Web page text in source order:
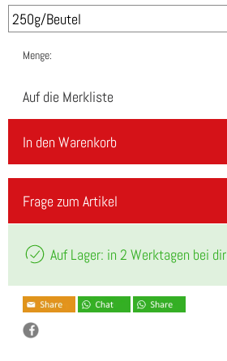
Menge:
Auf die Merkliste
In den Warenkorb
Frage zum Artikel
Auf Lager: in 2 Werktagen bei dir